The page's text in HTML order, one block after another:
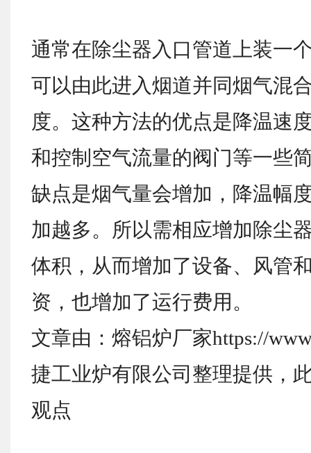
通常在除尘器入口管道上装一
可以由此进入烟道并同烟气混
度。这种方法的优点是降温速
和控制空气流量的阀门等一些
缺点是烟气量会增加，降温幅
加越多。所以需相应增加除尘
体积，从而增加了设备、风管
资，也增加了运行费用。
文章由：熔铝炉厂家https://
捷工业炉有限公司整理提供，
观点